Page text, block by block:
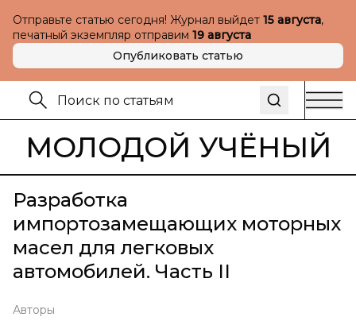
Отправьте статью сегодня! Журнал выйдет 15 августа,
печатный экземпляр отправим 19 августа
Опубликовать статью
МОЛОДОЙ УЧЁНЫЙ
Разработка
импортозамещающих моторных
масел для легковых
автомобилей. Часть II
Авторы